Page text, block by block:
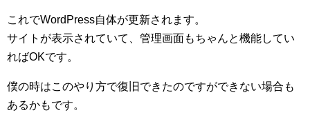
これでWordPress自体が更新されます。
サイトが表示されていて、管理画面もちゃんと機能してい
ればOKです。
僕の時はこのやり方で復旧できたのですができない場合も
あるかもです。